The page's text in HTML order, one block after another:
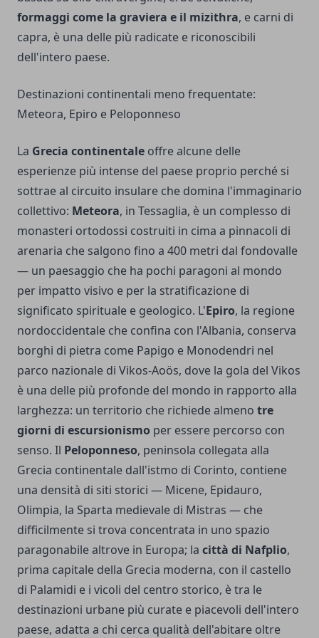
formaggi come la graviera e il mizithra, e carni di
capra, è una delle più radicate e riconoscibili
dell'intero paese.
Destinazioni continentali meno frequentate:
Meteora, Epiro e Peloponneso
La Grecia continentale offre alcune delle
esperienze più intense del paese proprio perché si
sottrae al circuito insulare che domina l'immaginario
collettivo: Meteora, in Tessaglia, è un complesso di
monasteri ortodossi costruiti in cima a pinnacoli di
arenaria che salgono fino a 400 metri dal fondovalle
— un paesaggio che ha pochi paragoni al mondo
per impatto visivo e per la stratificazione di
significato spirituale e geologico. L'Epiro, la regione
nordoccidentale che confina con l'Albania, conserva
borghi di pietra come Papigo e Monodendri nel
parco nazionale di Vikos-Aoös, dove la gola del Vikos
è una delle più profonde del mondo in rapporto alla
larghezza: un territorio che richiede almeno tre
giorni di escursionismo per essere percorso con
senso. Il Peloponneso, peninsola collegata alla
Grecia continentale dall'istmo di Corinto, contiene
una densità di siti storici — Micene, Epidauro,
Olimpia, la Sparta medievale di Mistras — che
difficilmente si trova concentrata in uno spazio
paragonabile altrove in Europa; la città di Nafplio,
prima capitale della Grecia moderna, con il castello
di Palamidi e i vicoli del centro storico, è tra le
destinazioni urbane più curate e piacevoli dell'intero
paese, adatta a chi cerca qualità dell'abitare oltre